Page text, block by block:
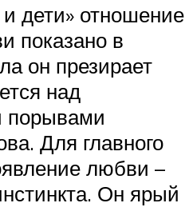
дети» отношение
показано в
он презирает
над
порывами
Для главного
любви –
Он ярый